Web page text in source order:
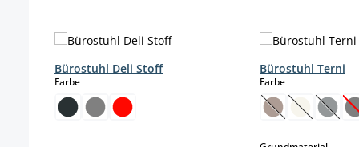
Bürostuhl Deli Stoff
Farbeauswählen
Bürostuhl Terni
Farbeauswählen
(Diese Option
(Diese